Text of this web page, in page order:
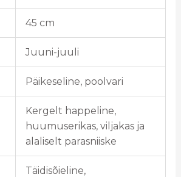
45 cm
Juuni-juuli
Päikeseline, poolvari
Kergelt happeline,
huumuserikas, viljakas ja
alaliselt parasniiske
Täidisõieline,